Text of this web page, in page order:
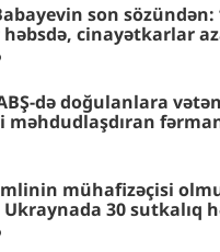
son sözündən:
cinayətkarlar
də doğulanlara
məhdudlaşdıran
mühafizəçisi
Ukraynada 30 sutkalıq